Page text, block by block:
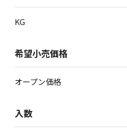
KG
希望小売価格
オープン価格
入数